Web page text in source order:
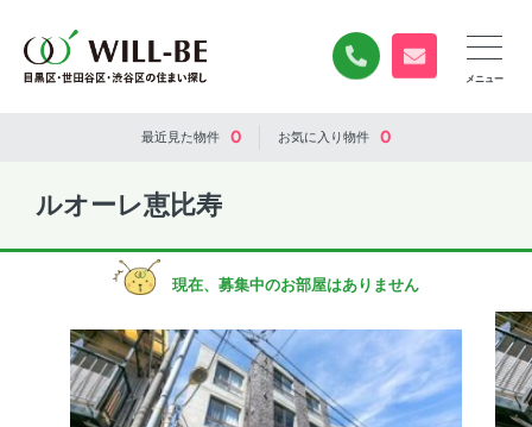
0120-840-834
無料お問い合
最近見た物件 0 お気に入り物件 0
ルオーレ恵比寿
現在、募集中のお部屋はありません